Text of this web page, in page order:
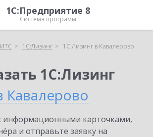
1С:Предприятие 8
Система программ
1С:Лизинг 1С:Лизинг в Кавалерово
1С:Лизинг
Кавалерово
информационными карточками,
и отправьте заявку на